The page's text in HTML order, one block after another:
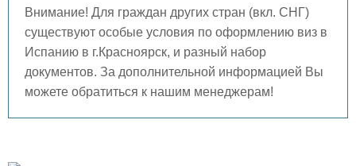
Внимание! Для граждан других стран (вкл. СНГ)
существуют особые условия по оформлению виз в
Испанию в г.Красноярск, и разный набор
документов. За дополнительной информацией Вы
можете обратиться к нашим менеджерам!